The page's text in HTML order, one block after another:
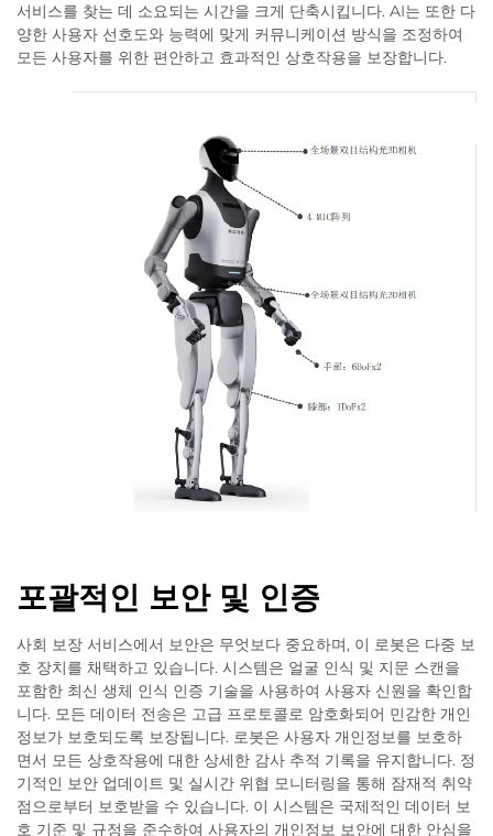
서비스를 찾는 데 소요되는 시간을 크게 단축시킵니다. AI는 또한 다
양한 사용자 선호도와 능력에 맞게 커뮤니케이션 방식을 조정하여
모든 사용자를 위한 편안하고 효과적인 상호작용을 보장합니다.
포괄적인 보안 및 인증
사회 보장 서비스에서 보안은 무엇보다 중요하며, 이 로봇은 다중 보
호 장치를 채택하고 있습니다. 시스템은 얼굴 인식 및 지문 스캔을
포함한 최신 생체 인식 인증 기술을 사용하여 사용자 신원을 확인합
니다. 모든 데이터 전송은 고급 프로토콜로 암호화되어 민감한 개인
정보가 보호되도록 보장됩니다. 로봇은 사용자 개인정보를 보호하
면서 모든 상호작용에 대한 상세한 감사 추적 기록을 유지합니다. 정
기적인 보안 업데이트 및 실시간 위협 모니터링을 통해 잠재적 취약
점으로부터 보호받을 수 있습니다. 이 시스템은 국제적인 데이터 보
호 기준 및 규정을 준수하여 사용자의 개인정보 보안에 대한 안심을